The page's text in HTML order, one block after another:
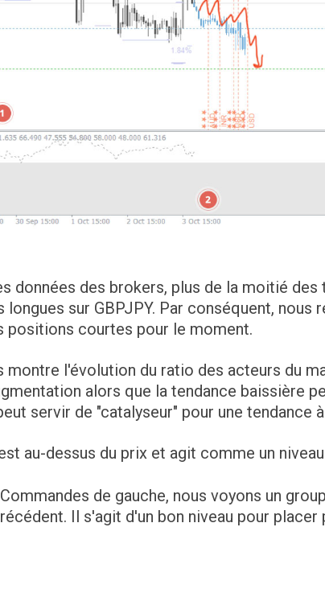
données des brokers, plus de la moitié
longues sur GBPJPY. Par conséquent, nous
positions courtes pour le moment.
montre l'évolution du ratio des acteurs du
alors que la tendance baissière
servir de "catalyseur" pour une tendance
au-dessus du prix et agit comme un
de gauche, nous voyons un
Il s'agit d'un bon niveau pour